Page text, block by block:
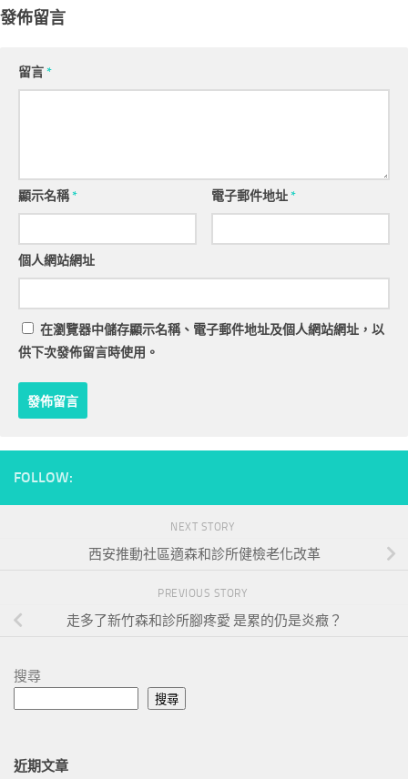
發佈留言
留言*
顯示名稱* 電子郵件地址*
個人網站網址
在瀏覽器中儲存顯示名稱、電子郵件地址及個人網站網址，以
供下次發佈留言時使用。
FOLLOW:
NEXT STORY
西安推動社區適森和診所健檢老化改革
PREVIOUS STORY
走多了新竹森和診所腳疼愛 是累的仍是炎癥？
搜尋
搜尋
近期文章